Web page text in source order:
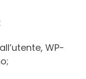
WP-